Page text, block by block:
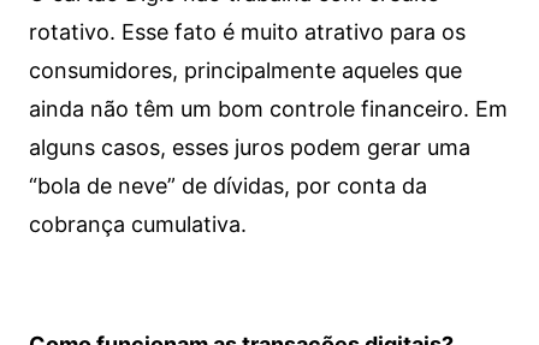
rotativo. Esse fato é muito atrativo para os
consumidores, principalmente aqueles que
ainda não têm um bom controle financeiro. Em
alguns casos, esses juros podem gerar uma
“bola de neve” de dívidas, por conta da
cobrança cumulativa.